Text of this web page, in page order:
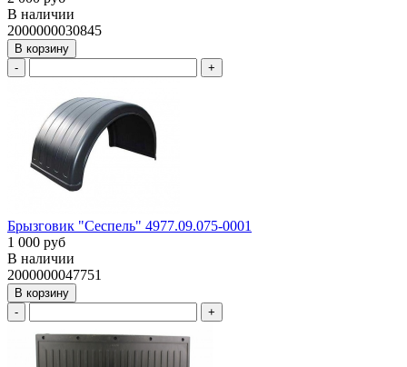
В наличии
2000000030845
В корзину
-
+
Брызговик "Сеспель" 4977.09.075-0001
1 000 руб
В наличии
2000000047751
В корзину
-
+